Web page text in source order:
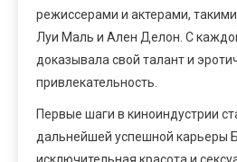
режиссерами и актерами,
Луи Маль и Ален Делон. С
доказывала свой талант и
привлекательность.
Первые шаги в киноиндустрии
дальнейшей успешной карьеры
исключительная красота и